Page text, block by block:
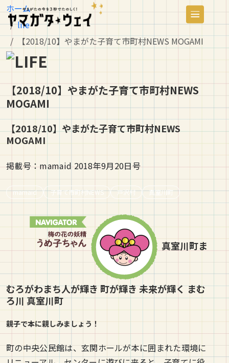
ホーム
life
【2018/10】やまがた子育て市町村NEWS MOGAMI
【2018/10】やまがた子育て市町村NEWS
MOGAMI
【2018/10】やまがた子育て市町村NEWS
MOGAMI
掲載号：mamaid 2018年9月20日号
mamaid 子育て市町村NEWS 戸沢村 真室川町
真室川町ま
むろがわまち人が輝き 町が輝き 未来が輝く まむ
ろ川 真室川町
親子で本に親しみましょう！
町の中央公民館は、玄関ホールが本に囲まれた環境に